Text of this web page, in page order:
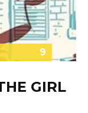
9
GIRL